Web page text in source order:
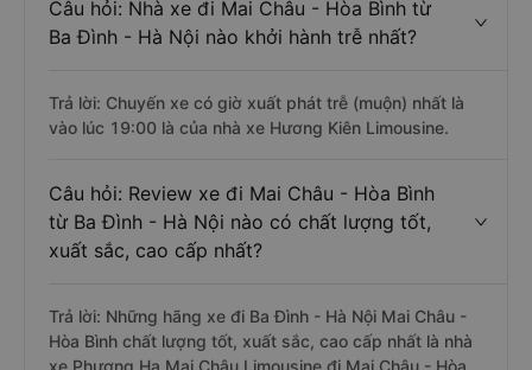
Câu hỏi: Nhà xe đi Mai Châu - Hòa Bình từ
Ba Đình - Hà Nội nào khởi hành trễ nhất?
Trả lời: Chuyến xe có giờ xuất phát trễ (muộn) nhất là
vào lúc 19:00 là của nhà xe Hương Kiên Limousine.
Câu hỏi: Review xe đi Mai Châu - Hòa Bình
từ Ba Đình - Hà Nội nào có chất lượng tốt,
xuất sắc, cao cấp nhất?
Trả lời: Những hãng xe đi Ba Đình - Hà Nội Mai Châu -
Hòa Bình chất lượng tốt, xuất sắc, cao cấp nhất là nhà
xe Phương Hạ Mai Châu Limousine đi Mai Châu - Hòa